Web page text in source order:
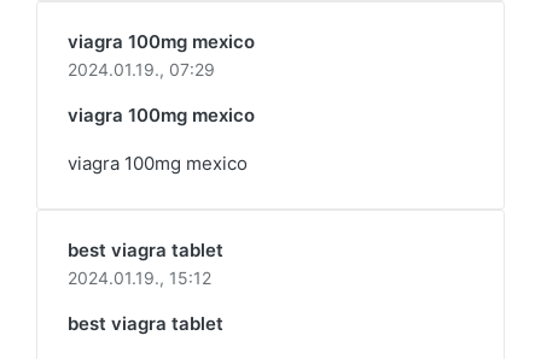
viagra 100mg mexico
2024.01.19., 07:29
viagra 100mg mexico
viagra 100mg mexico
best viagra tablet
2024.01.19., 15:12
best viagra tablet